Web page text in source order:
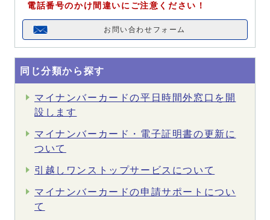
電話番号のかけ間違いにご注意ください！
お問い合わせフォーム
同じ分類から探す
マイナンバーカードの平日時間外窓口を開
設します
マイナンバーカード・電子証明書の更新に
ついて
引越しワンストップサービスについて
マイナンバーカードの申請サポートについ
て